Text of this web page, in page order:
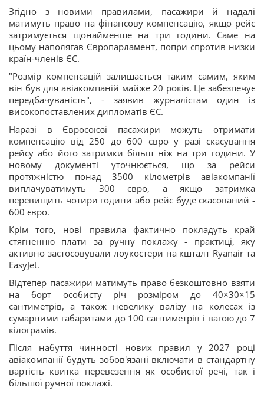
Згідно з новими правилами, пасажири й надалі
матимуть право на фінансову компенсацію, якщо рейс
затримується щонайменше на три години. Саме на
цьому наполягав Європарламент, попри спротив низки
країн-членів ЄС.
"Розмір компенсацій залишається таким самим, яким
він був для авіакомпаній майже 20 років. Це забезпечує
передбачуваність", - заявив журналістам один із
високопоставлених дипломатів ЄС.
Наразі в Євросоюзі пасажири можуть отримати
компенсацію від 250 до 600 євро у разі скасування
рейсу або його затримки більш ніж на три години. У
новому документі уточнюється, що за рейси
протяжністю понад 3500 кілометрів авіакомпанії
виплачуватимуть 300 євро, а якщо затримка
перевищить чотири години або рейс буде скасований -
600 євро.
Крім того, нові правила фактично покладуть край
стягненню плати за ручну поклажу - практиці, яку
активно застосовували лоукостери на кшталт Ryanair та
EasyJet.
Відтепер пасажири матимуть право безкоштовно взяти
на борт особисту річ розміром до 40×30×15
сантиметрів, а також невелику валізу на колесах із
сумарними габаритами до 100 сантиметрів і вагою до 7
кілограмів.
Після набуття чинності нових правил у 2027 році
авіакомпанії будуть зобов'язані включати в стандартну
вартість квитка перевезення як особистої речі, так і
більшої ручної поклажі.